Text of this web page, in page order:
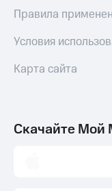
Правила
Условия
Карта сайта
Скачайте Мой